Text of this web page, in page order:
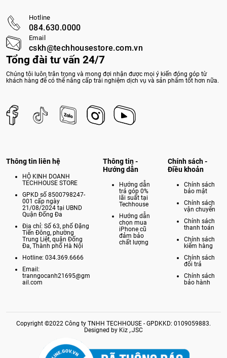
Tổng đài tư vấn 24/7
Chúng tôi luôn trân trọng và mong đợi nhận được mọi ý kiến đóng góp từ
khách hàng để có thể nâng cấp trải nghiệm dịch vụ và sản phẩm tốt hơn nữa.
Hotline
084.630.0000
Email
cskh@techhousestore.com.vn
Thông tin liên hệ
HỘ KINH DOANH
TECHHOUSE STORE
GPKD số 8500798247-
001 cấp ngày
21/08/2024 tại UBND
Quận Đống Đa
Địa chỉ: Số 63, phố Đặng
Tiến Đông, phường
Trung Liệt, quận Đống
Đa, Thành phố Hà Nội
Hotline: 034.369.6666
Email:
tranngocanh21695@gm
ail.com
Thông tin -
Hướng dẫn
Hướng dẫn
trả góp 0%
lãi suất tại
Techhouse
Hướng dẫn
chọn mua
iPhone cũ
đảm bảo
chất lượng
Chính sách -
Điều khoản
Chính sách
bảo mật
Chính sách
vận chuyển
Chính sách
thanh toán
Chính sách
kiểm hàng
Chính sách
đổi trả
Chính sách
bảo hành
Copyright ©2022 Công ty TNHH TECHHOUSE - GPDKKD: 0109059883.
Designed by Kiz ,.JSC